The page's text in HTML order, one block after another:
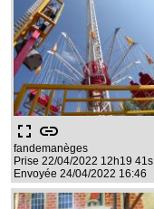
fullscreen link
fandemanèges
Prise 22/04/2022 12h19 41s
Envoyée 24/04/2022 16:46